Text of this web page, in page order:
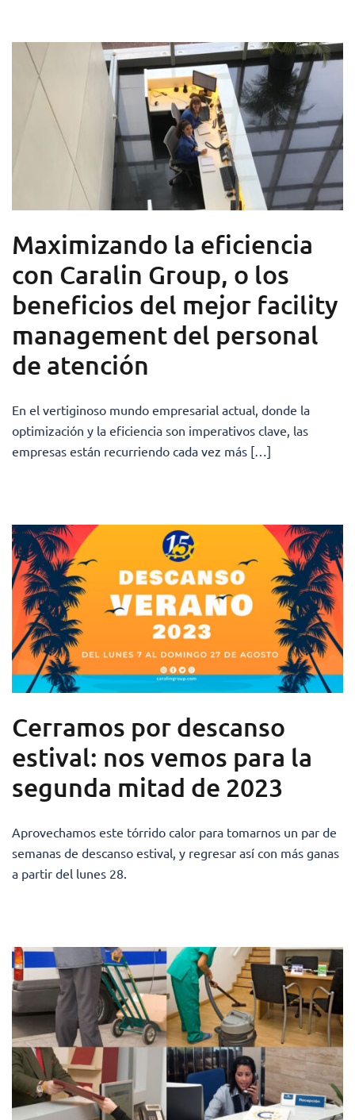
Maximizando la eficiencia
con Caralin Group, o los
beneficios del mejor facility
management del personal
de atención
En el vertiginoso mundo empresarial actual, donde la
optimización y la eficiencia son imperativos clave, las
empresas están recurriendo cada vez más […]
Cerramos por descanso
estival: nos vemos para la
segunda mitad de 2023
Aprovechamos este tórrido calor para tomarnos un par de
semanas de descanso estival, y regresar así con más ganas
a partir del lunes 28.